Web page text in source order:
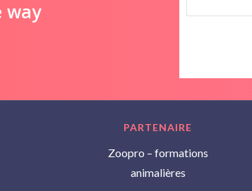
way
PARTENAIRE
Zoopro – formations
animalières